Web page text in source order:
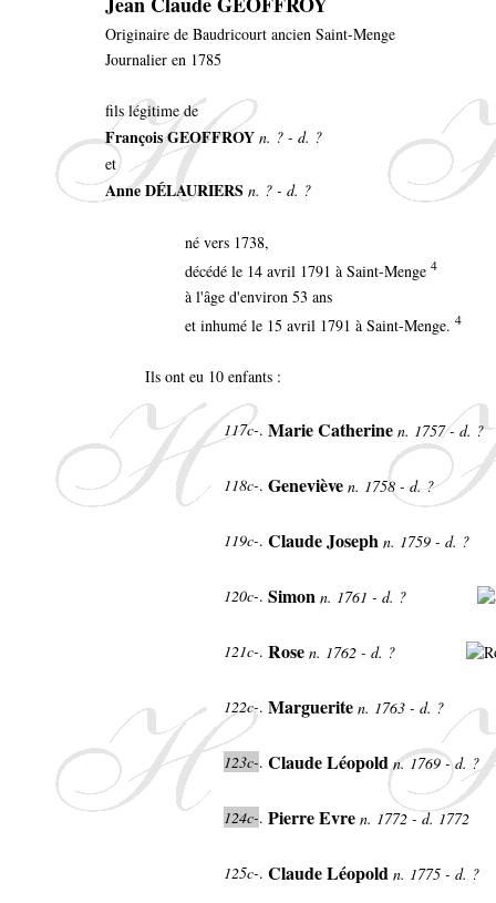
Originaire de Baudricourt ancien Saint-Menge
Journalier en 1785
fils légitime de
François GEOFFROY n. ? - d. ?
et
Anne DÉLAURIERS n. ? - d. ?
né vers 1738,
décédé le 14 avril 1791 à Saint-Menge 4
à l'âge d'environ 53 ans
et inhumé le 15 avril 1791 à Saint-Menge. 4
Ils ont eu 10 enfants :
117c-. Marie Catherine n. 1757 - d. ?
118c-. Geneviève n. 1758 - d. ?
119c-. Claude Joseph n. 1759 - d. ?
120c-. Simon n. 1761 - d. ?
121c-. Rose n. 1762 - d. ?
122c-. Marguerite n. 1763 - d. ?
123c-. Claude Léopoldn. 1769 - d. ?
124c-. Pierre Evre n. 1772 - d. 1772
125c-. Claude Léopold n. 1775 - d. ?